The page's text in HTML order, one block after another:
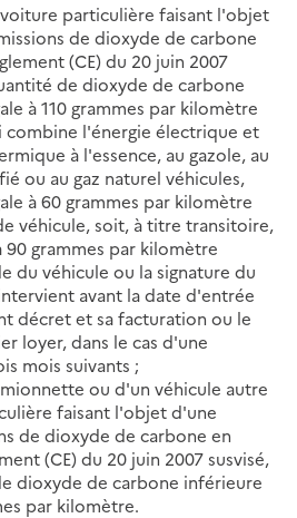
voiture particulière faisant l'objet
de dioxyde de carbone
(CE) du 20 juin 2007
de dioxyde de carbone
à 110 grammes par kilomètre
combine l'énergie électrique et
à l'essence, au gazole, au
ou au gaz naturel véhicules,
à 60 grammes par kilomètre
véhicule, soit, à titre transitoire,
90 grammes par kilomètre
du véhicule ou la signature du
avant la date d'entrée
décret et sa facturation ou le
loyer, dans le cas d'une
mois suivants ;
ou d'un véhicule autre
faisant l'objet d'une
de dioxyde de carbone en
(CE) du 20 juin 2007 susvisé,
dioxyde de carbone inférieure
par kilomètre.